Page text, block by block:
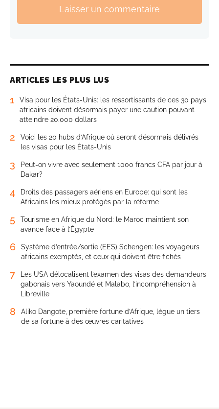
Laisser un commentaire
ARTICLES LES PLUS LUS
1
Visa pour les États-Unis: les ressortissants de ces 30 pays
africains doivent désormais payer une caution pouvant
atteindre 20.000 dollars
2
Voici les 20 hubs d’Afrique où seront désormais délivrés
les visas pour les États-Unis
3
Peut-on vivre avec seulement 1000 francs CFA par jour à
Dakar?
4
Droits des passagers aériens en Europe: qui sont les
Africains les mieux protégés par la réforme
5
Tourisme en Afrique du Nord: le Maroc maintient son
avance face à l’Égypte
6
Système d’entrée/sortie (EES) Schengen: les voyageurs
africains exemptés, et ceux qui doivent être fichés
7
Les USA délocalisent l’examen des visas des demandeurs
gabonais vers Yaoundé et Malabo, l’incompréhension à
Libreville
8
Aliko Dangote, première fortune d’Afrique, lègue un tiers
de sa fortune à des œuvres caritatives